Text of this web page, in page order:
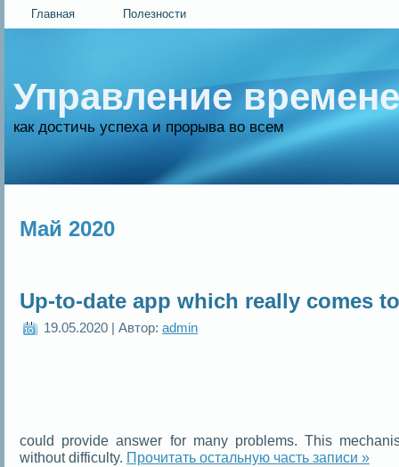
Главная Полезности
Управление
как достичь успеха и прорыва во всем
Май 2020
Up-to-date app which really comes
19.05.2020 | Автор: admin
could provide answer for many problems. This
without difficulty. Прочитать остальную часть записи »